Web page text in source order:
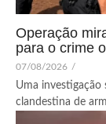
Operação
para o crime
07/08/2026 /
Uma investigação
clandestina de